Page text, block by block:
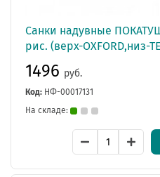
Санки надувные
рис. (верх-OXFORD,низ-
1496 руб.
Код: НФ-00017131
На складе: